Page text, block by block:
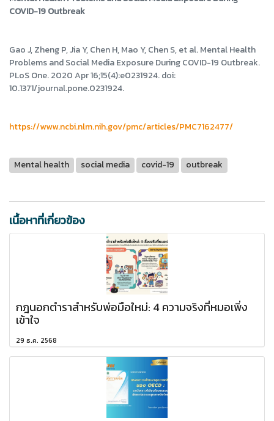
COVID-19 Outbreak
Gao J, Zheng P, Jia Y, Chen H, Mao Y, Chen S, et al. Mental Health
Problems and Social Media Exposure During COVID-19 Outbreak.
PLoS One. 2020 Apr 16;15(4):e0231924. doi:
10.1371/journal.pone.0231924.
https://www.ncbi.nlm.nih.gov/pmc/articles/PMC7162477/
Mental health social media covid-19 outbreak
เนื้อหาที่เกี่ยวข้อง
กฎนอกตำราสำหรับพ่อมือใหม่: 4 ความจริงที่หมอเพิ่ง
เข้าใจ
29 ธ.ค. 2568